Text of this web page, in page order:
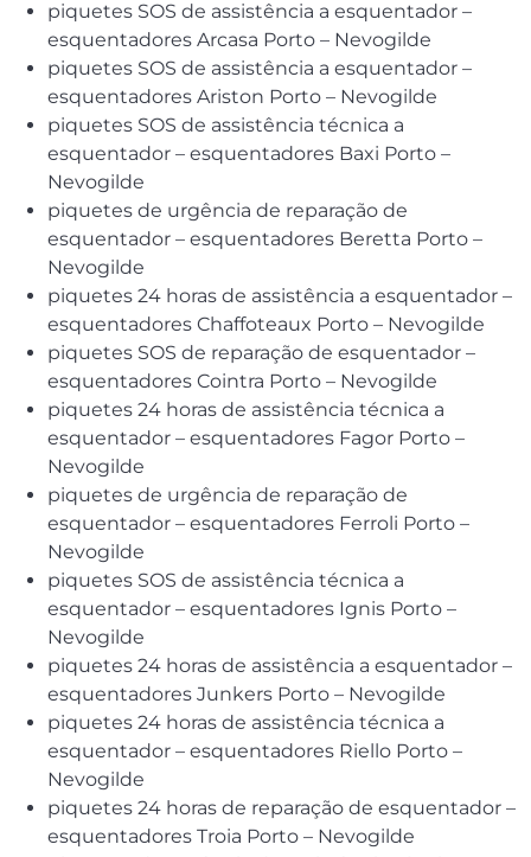
piquetes SOS de assistência a esquentador –
esquentadores Arcasa Porto – Nevogilde
piquetes SOS de assistência a esquentador –
esquentadores Ariston Porto – Nevogilde
piquetes SOS de assistência técnica a
esquentador – esquentadores Baxi Porto –
Nevogilde
piquetes de urgência de reparação de
esquentador – esquentadores Beretta Porto –
Nevogilde
piquetes 24 horas de assistência a esquentador –
esquentadores Chaffoteaux Porto – Nevogilde
piquetes SOS de reparação de esquentador –
esquentadores Cointra Porto – Nevogilde
piquetes 24 horas de assistência técnica a
esquentador – esquentadores Fagor Porto –
Nevogilde
piquetes de urgência de reparação de
esquentador – esquentadores Ferroli Porto –
Nevogilde
piquetes SOS de assistência técnica a
esquentador – esquentadores Ignis Porto –
Nevogilde
piquetes 24 horas de assistência a esquentador –
esquentadores Junkers Porto – Nevogilde
piquetes 24 horas de assistência técnica a
esquentador – esquentadores Riello Porto –
Nevogilde
piquetes 24 horas de reparação de esquentador –
esquentadores Troia Porto – Nevogilde